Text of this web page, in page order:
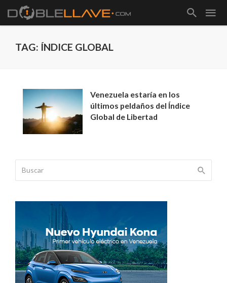
TAG: ÍNDICE GLOBAL
Venezuela estaría en los
últimos peldaños del Índice
Global de Libertad